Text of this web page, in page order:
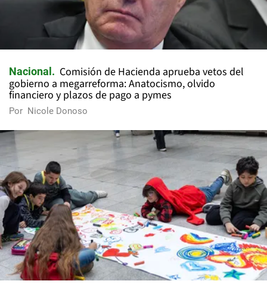
Nacional
Comisión de Hacienda aprueba vetos del
gobierno a megarreforma: Anatocismo, olvido
financiero y plazos de pago a pymes
Por Nicole Donoso